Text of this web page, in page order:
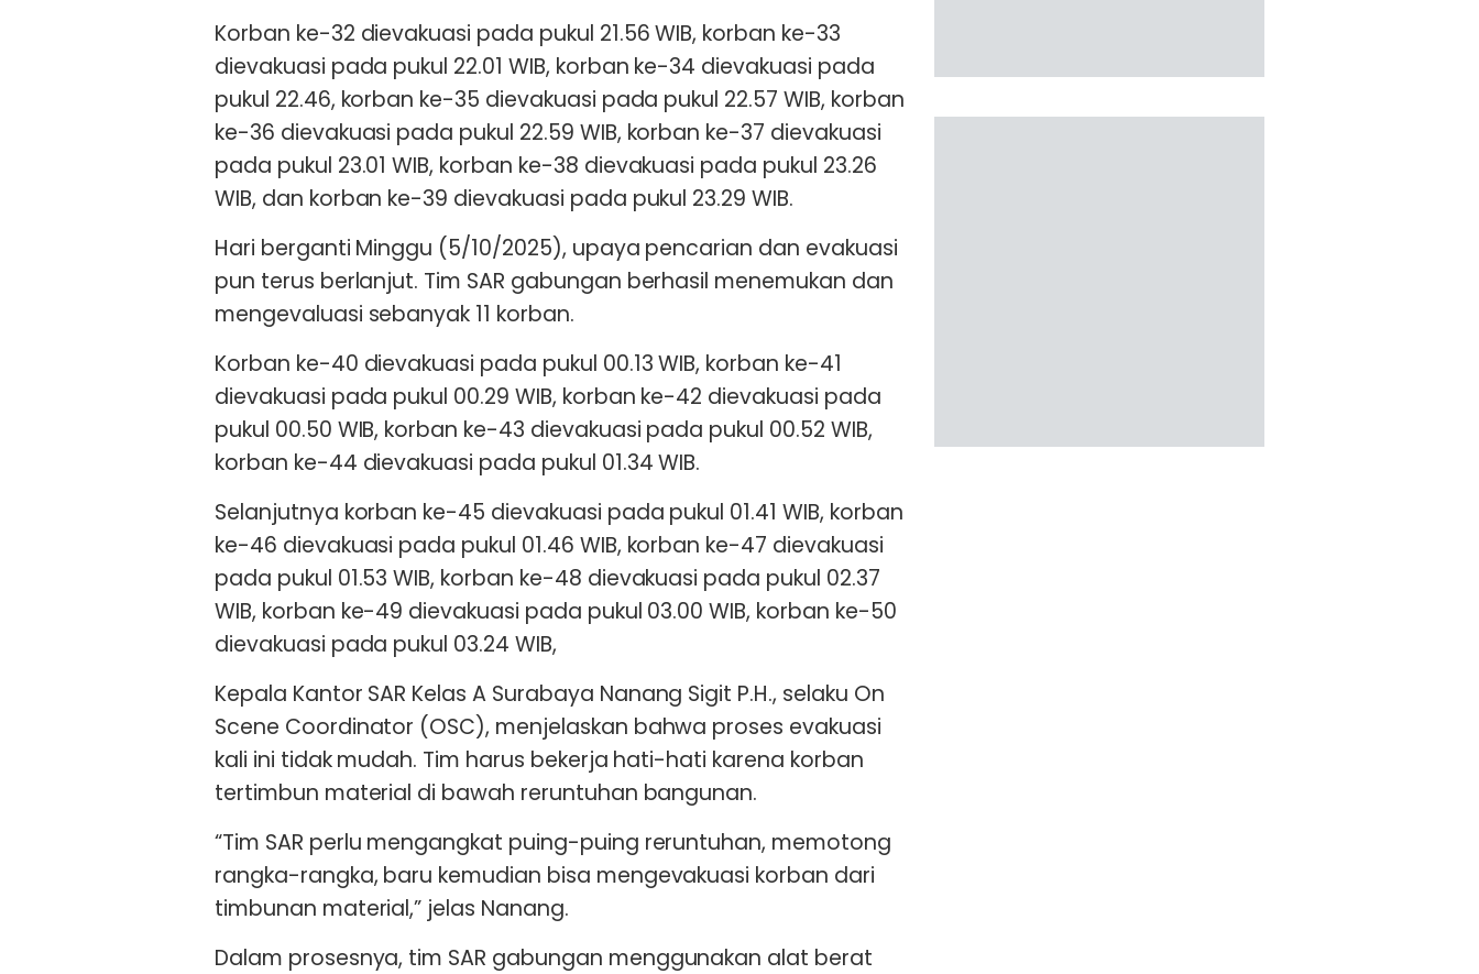
Korban ke-32 dievakuasi pada pukul 21.56 WIB, korban ke-33
dievakuasi pada pukul 22.01 WIB, korban ke-34 dievakuasi pada
pukul 22.46, korban ke-35 dievakuasi pada pukul 22.57 WIB, korban
ke-36 dievakuasi pada pukul 22.59 WIB, korban ke-37 dievakuasi
pada pukul 23.01 WIB, korban ke-38 dievakuasi pada pukul 23.26
WIB, dan korban ke-39 dievakuasi pada pukul 23.29 WIB.
Hari berganti Minggu (5/10/2025), upaya pencarian dan evakuasi
pun terus berlanjut. Tim SAR gabungan berhasil menemukan dan
mengevaluasi sebanyak 11 korban.
Korban ke-40 dievakuasi pada pukul 00.13 WIB, korban ke-41
dievakuasi pada pukul 00.29 WIB, korban ke-42 dievakuasi pada
pukul 00.50 WIB, korban ke-43 dievakuasi pada pukul 00.52 WIB,
korban ke-44 dievakuasi pada pukul 01.34 WIB.
Selanjutnya korban ke-45 dievakuasi pada pukul 01.41 WIB, korban
ke-46 dievakuasi pada pukul 01.46 WIB, korban ke-47 dievakuasi
pada pukul 01.53 WIB, korban ke-48 dievakuasi pada pukul 02.37
WIB, korban ke-49 dievakuasi pada pukul 03.00 WIB, korban ke-50
dievakuasi pada pukul 03.24 WIB,
Kepala Kantor SAR Kelas A Surabaya Nanang Sigit P.H., selaku On
Scene Coordinator (OSC), menjelaskan bahwa proses evakuasi
kali ini tidak mudah. Tim harus bekerja hati-hati karena korban
tertimbun material di bawah reruntuhan bangunan.
“Tim SAR perlu mengangkat puing-puing reruntuhan, memotong
rangka-rangka, baru kemudian bisa mengevakuasi korban dari
timbunan material,” jelas Nanang.
Dalam prosesnya, tim SAR gabungan menggunakan alat berat